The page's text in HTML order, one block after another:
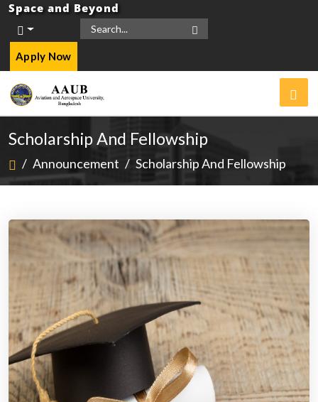
Space and Beyond
Apply Now
Scholarship And Fellowship
/ Announcement / Scholarship And Fellowship